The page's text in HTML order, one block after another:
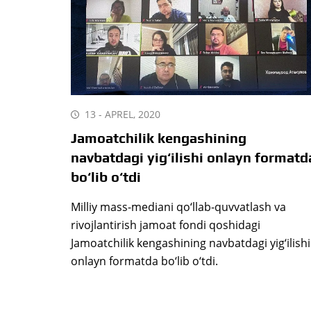
13 - APREL, 2020
Jamoatchilik kengashining
navbatdagi yig‘ilishi onlayn
bo‘lib o‘tdi
Milliy mass-mediani qo‘llab-quvvatlash va
rivojlantirish jamoat fondi qoshidagi
Jamoatchilik kengashining navbatdagi yig‘ilishi
onlayn formatda bo‘lib o‘tdi.